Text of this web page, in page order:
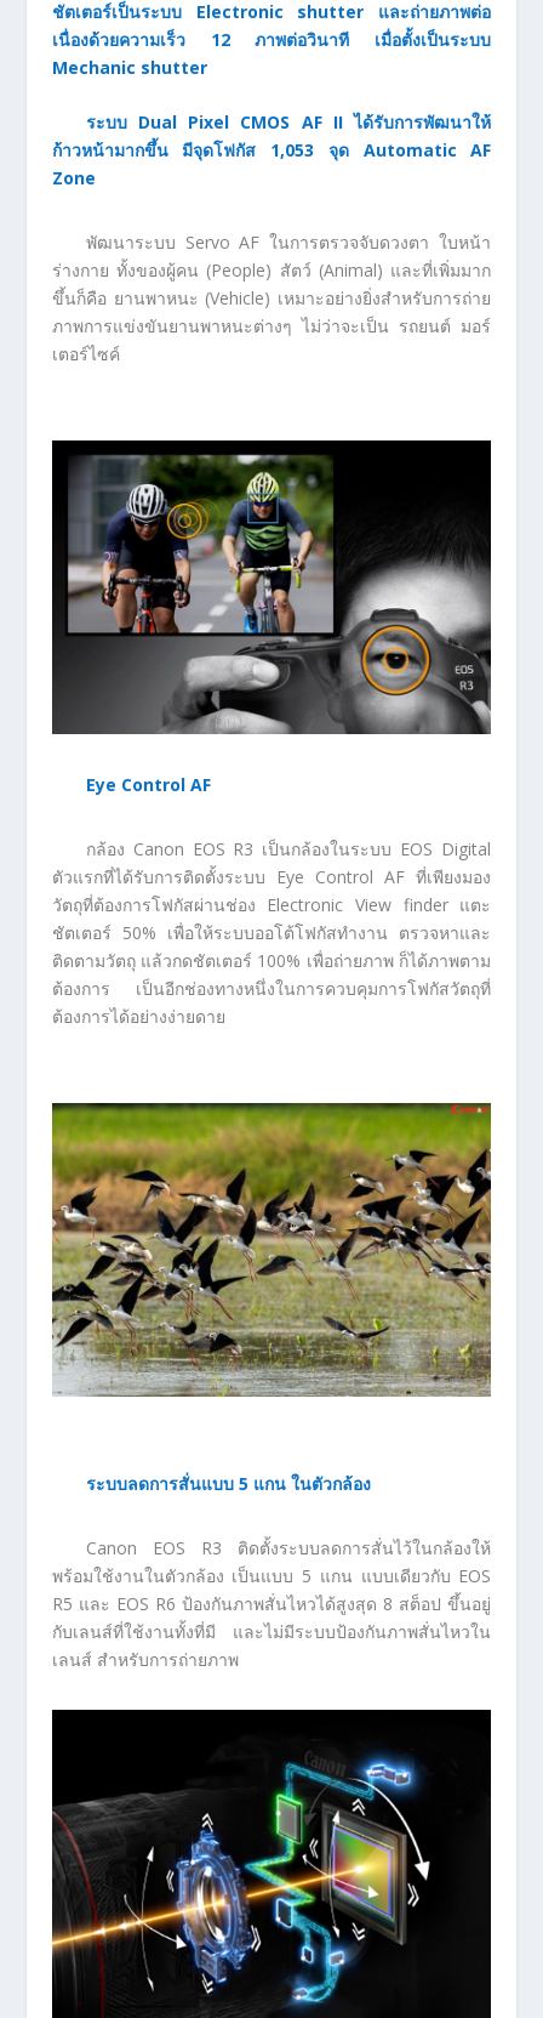
ชัตเตอร์เป็นระบบ Electronic shutter และถ่ายภาพต่อ
เนื่องด้วยความเร็ว 12 ภาพต่อวินาที เมื่อตั้งเป็นระบบ
Mechanic shutter
ระบบ Dual Pixel CMOS AF II ได้รับการพัฒนาให้
ก้าวหน้ามากขึ้น มีจุดโฟกัส 1,053 จุด Automatic AF
Zone
พัฒนาระบบ Servo AF ในการตรวจจับดวงตา ใบหน้า
ร่างกาย ทั้งของผู้คน (People) สัตว์ (Animal) และที่เพิ่มมาก
ขึ้นก็คือ ยานพาหนะ (Vehicle) เหมาะอย่างยิ่งสำหรับการถ่าย
ภาพการแข่งขันยานพาหนะต่างๆ ไม่ว่าจะเป็น รถยนต์ มอร์
เตอร์ไซค์
Eye Control AF
กล้อง Canon EOS R3 เป็นกล้องในระบบ EOS Digital
ตัวแรกที่ได้รับการติดตั้งระบบ Eye Control AF ที่เพียงมอง
วัตถุที่ต้องการโฟกัสผ่านช่อง Electronic View finder แตะ
ชัตเตอร์ 50% เพื่อให้ระบบออโต้โฟกัสทำงาน ตรวจหาและ
ติดตามวัตถุ แล้วกดชัตเตอร์ 100% เพื่อถ่ายภาพ ก็ได้ภาพตาม
ต้องการ เป็นอีกช่องทางหนึ่งในการควบคุมการโฟกัสวัตถุที่
ต้องการได้อย่างง่ายดาย
ระบบลดการสั่นแบบ 5 แกน ในตัวกล้อง
Canon EOS R3 ติดตั้งระบบลดการสั่นไว้ในกล้องให้
พร้อมใช้งานในตัวกล้อง เป็นแบบ 5 แกน แบบเดียวกับ EOS
R5 และ EOS R6 ป้องกันภาพสั่นไหวได้สูงสุด 8 สต็อป ขึ้นอยู่
กับเลนส์ที่ใช้งานทั้งที่มี และไม่มีระบบป้องกันภาพสั่นไหวใน
เลนส์ สำหรับการถ่ายภาพ